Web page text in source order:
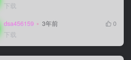
下载
dsa456159 3年前
0
下载